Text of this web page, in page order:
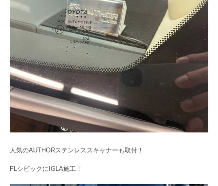
人気のAUTHORステンレススキャナーも取付！
FLシビックにIGLA施工！